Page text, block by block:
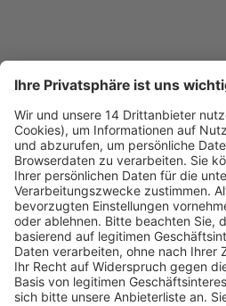
Fachmedien Recht und Wirtschaft
Ein Fachbereich der
dfv Mediengruppe
Mainzer Landstr. 251
60326 Frankfurt am Main